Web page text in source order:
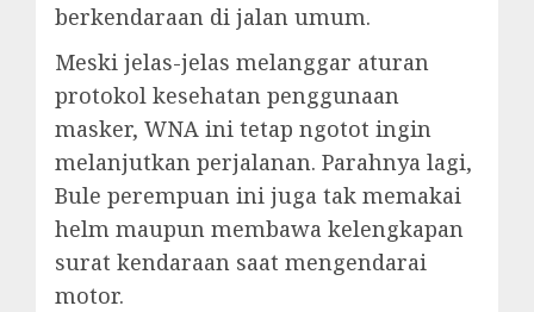
berkendaraan di jalan umum.
Meski jelas-jelas melanggar aturan
protokol kesehatan penggunaan
masker, WNA ini tetap ngotot ingin
melanjutkan perjalanan. Parahnya lagi,
Bule perempuan ini juga tak memakai
helm maupun membawa kelengkapan
surat kendaraan saat mengendarai
motor.